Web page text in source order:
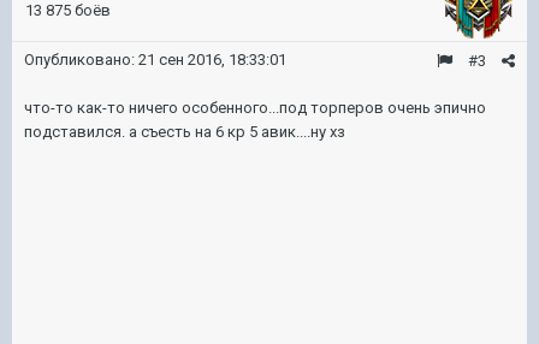
13 875 боёв
#3
Опубликовано: 21 сен 2016, 18:33:01
что-то как-то ничего особенного...под торперов очень эпично
подставился. а съесть на 6 кр 5 авик....ну хз